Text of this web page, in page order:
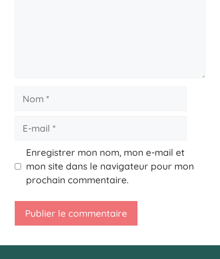
Nom
Enregistrer mon nom, mon e-mail et
mon site dans le navigateur pour mon
prochain commentaire.